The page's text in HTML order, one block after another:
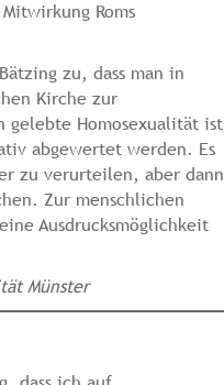
Roms
zu, dass man in
Kirche zur
gelebte Homosexualität ist
abgewertet werden. Es
zu verurteilen, aber dann
Zur menschlichen
Ausdrucksmöglichkeit
Münster